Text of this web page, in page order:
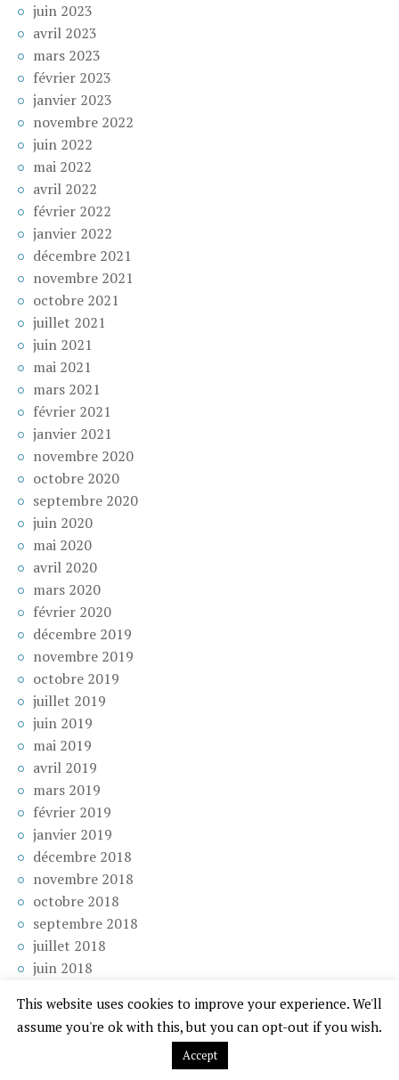
juin 2023
avril 2023
mars 2023
février 2023
janvier 2023
novembre 2022
juin 2022
mai 2022
avril 2022
février 2022
janvier 2022
décembre 2021
novembre 2021
octobre 2021
juillet 2021
juin 2021
mai 2021
mars 2021
février 2021
janvier 2021
novembre 2020
octobre 2020
septembre 2020
juin 2020
mai 2020
avril 2020
mars 2020
février 2020
décembre 2019
novembre 2019
octobre 2019
juillet 2019
juin 2019
mai 2019
avril 2019
mars 2019
février 2019
janvier 2019
décembre 2018
novembre 2018
octobre 2018
septembre 2018
juillet 2018
juin 2018
avril 2018
mars 2018
This website uses cookies to improve your experience. We'll
assume you're ok with this, but you can opt-out if you wish.
Accept